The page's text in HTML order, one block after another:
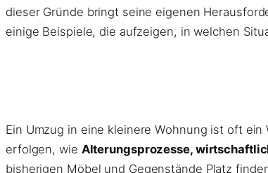
dieser Gründe bringt seine eigenen
einige Beispiele, die aufzeigen, in welchen
Ein Umzug in eine kleinere Wohnung ist oft
erfolgen, wie Alterungsprozesse,
bisherigen Möbel und Gegenstände Platz